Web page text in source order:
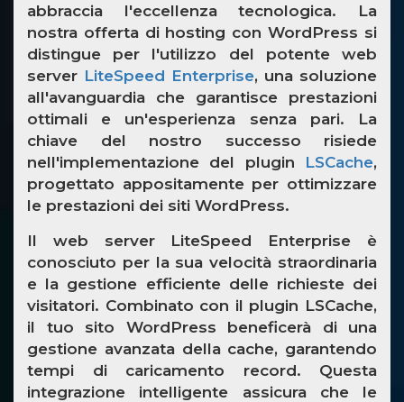
abbraccia l'eccellenza tecnologica. La
nostra offerta di hosting con WordPress si
distingue per l'utilizzo del potente web
server LiteSpeed Enterprise, una soluzione
all'avanguardia che garantisce prestazioni
ottimali e un'esperienza senza pari. La
chiave del nostro successo risiede
nell'implementazione del plugin LSCache,
progettato appositamente per ottimizzare
le prestazioni dei siti WordPress.
Il web server LiteSpeed Enterprise è
conosciuto per la sua velocità straordinaria
e la gestione efficiente delle richieste dei
visitatori. Combinato con il plugin LSCache,
il tuo sito WordPress beneficerà di una
gestione avanzata della cache, garantendo
tempi di caricamento record. Questa
integrazione intelligente assicura che le